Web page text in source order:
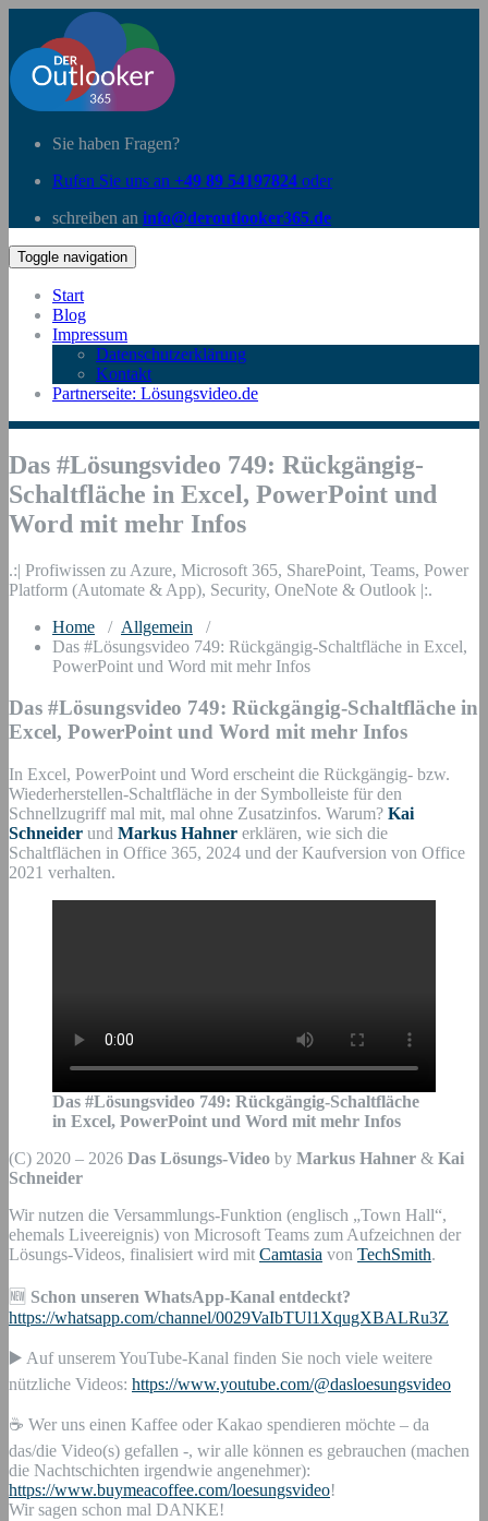
Sie haben Fragen?
Rufen Sie uns an +49 89 54197824 oder
schreiben an info@deroutlooker365.de
Toggle navigation
Start
Blog
Impressum
Datenschutzerklärung
Kontakt
Partnerseite: Lösungsvideo.de
Das #Lösungsvideo 749: Rückgängig-
Schaltfläche in Excel, PowerPoint und
Word mit mehr Infos
.:| Profiwissen zu Azure, Microsoft 365, SharePoint, Teams, Power
Platform (Automate & App), Security, OneNote & Outlook |:.
Home / Allgemein /
Das #Lösungsvideo 749: Rückgängig-Schaltfläche in Excel,
PowerPoint und Word mit mehr Infos
Das #Lösungsvideo 749: Rückgängig-Schaltfläche in
Excel, PowerPoint und Word mit mehr Infos
In Excel, PowerPoint und Word erscheint die Rückgängig- bzw.
Wiederherstellen-Schaltfläche in der Symbolleiste für den
Schnellzugriff mal mit, mal ohne Zusatzinfos. Warum? Kai
Schneider und Markus Hahner erklären, wie sich die
Schaltflächen in Office 365, 2024 und der Kaufversion von Office
2021 verhalten.
Das #Lösungsvideo 749: Rückgängig-Schaltfläche
in Excel, PowerPoint und Word mit mehr Infos
(C) 2020 – 2026 Das Lösungs-Video by Markus Hahner & Kai
Schneider
Wir nutzen die Versammlungs-Funktion (englisch „Town Hall“,
ehemals Liveereignis) von Microsoft Teams zum Aufzeichnen der
Lösungs-Videos, finalisiert wird mit Camtasia von TechSmith.
🆕 Schon unseren WhatsApp-Kanal entdeckt?
https://whatsapp.com/channel/0029VaIbTUl1XqugXBALRu3Z
▶️ Auf unserem YouTube-Kanal finden Sie noch viele weitere
nützliche Videos: https://www.youtube.com/@dasloesungsvideo
☕ Wer uns einen Kaffee oder Kakao spendieren möchte – da
das/die Video(s) gefallen -, wir alle können es gebrauchen (machen
die Nachtschichten irgendwie angenehmer):
https://www.buymeacoffee.com/loesungsvideo!
Wir sagen schon mal DANKE!